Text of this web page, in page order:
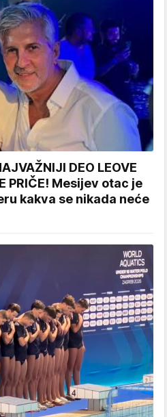
DEO LEOVE
PRIČE! Mesijev otac je
kakva se nikada neće